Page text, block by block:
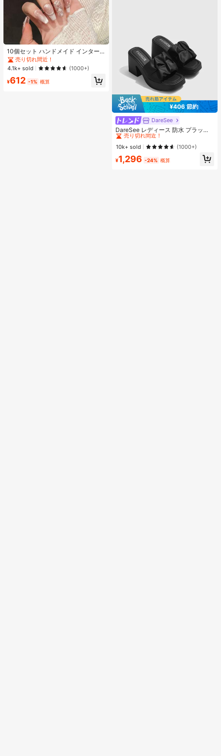
10個セット ハンドメイド インター
ネットセレブリティ優しいラインス
トーンラティスフレンチフォークフ
ァックスパールピンクキャットアイ
ボウ偽ネイル プレスオンネイル ネイ
ルサプライ ハンドメイドプレスオン
売り切れ間近！
4.1k+ sold
(1000+)
¥612 -1% 概算
¥406 節約
DareSee
DareSee レディース 防水 プラット
フォーム 厚底サンダル オープントゥ
スリッポンシューズ 夏新作 チャンキ
ーハイヒール Y2Kスタイル 通学向け
#1 ベストセラー
売り切れ間近！
#1 ベストセラー
売り切れ間近！
#1 ベストセラー
売り切れ間近！
#1 ベストセラー
売り切れ間近！
10k+ sold (1000+)
¥1,296 -24% 概算